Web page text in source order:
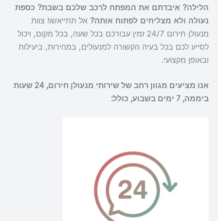
הלילה? איבדתם את המפתח לרכב שלכם בשבת? כספת
נעולה ולא מצליחים לפתוח אותה? אל תתייאשו! צוות
מנעולן חירום 24/7 זמין עבורכם בכל שעה, בכל מקום, ויכול
לסייע לכם בכל בעיה הקשורה למנעולים, במהירות, ביעילות
ובאופן מקצועי.
אנו מציעים מגוון רחב של שירותי מנעולן חירום, 24 שעות
ביממה, 7 ימים בשבוע, כולל: